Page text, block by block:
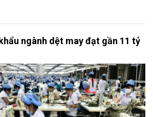
ngành dệt may đạt gần 11 tỷ